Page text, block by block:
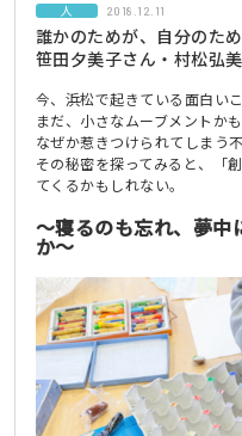
人 2018.12.11
誰かのためが、自分のた
笹田夕美子さん・村松弘
今、浜松で起きている面白いこ
まだ、小さなムーブメントか
なぜか惹きつけられてしまう
その秘密を探ってみると、「
てくるかもしれない。
〜寝るのも忘れ、夢中
か〜